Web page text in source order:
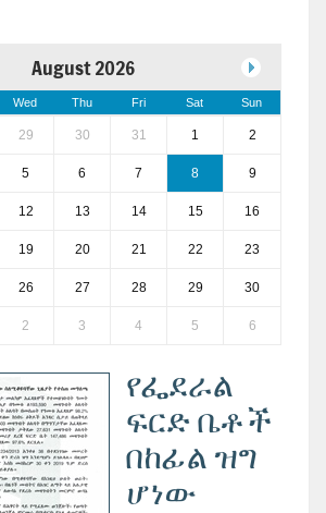
August 2026
Wed Thu Fri Sat Sun
29 30 31 1 2
5 6 7 8 9
12 13 14 15 16
19 20 21 22 23
26 27 28 29 30
2 3 4 5 6
የፌደራል
ፍርድ ቤቶች
በከፊል ዝግ
ሆነው